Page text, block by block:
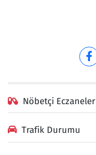
Nöbetçi Eczaneler
Trafik Durumu